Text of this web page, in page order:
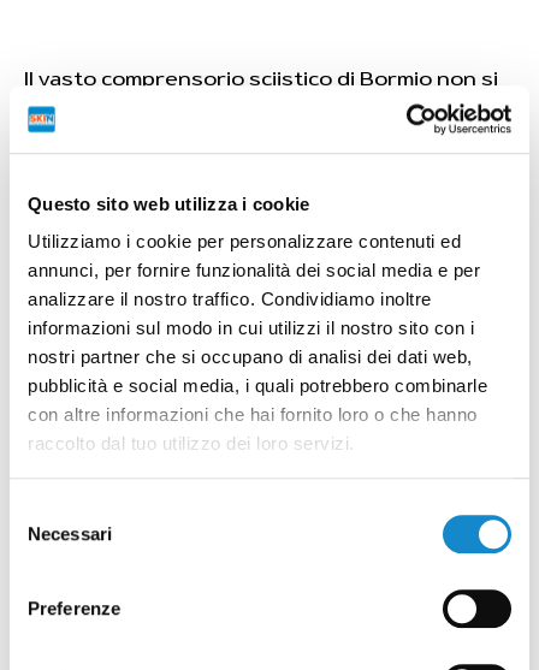
Questo sito web utilizza i cookie
Utilizziamo i cookie per personalizzare contenuti ed
annunci, per fornire funzionalità dei social media e per
analizzare il nostro traffico. Condividiamo inoltre
informazioni sul modo in cui utilizzi il nostro sito con i
nostri partner che si occupano di analisi dei dati web,
pubblicità e social media, i quali potrebbero combinarle
con altre informazioni che hai fornito loro o che hanno
raccolto dal tuo utilizzo dei loro servizi.
delNecessari
Preferenze
Il vasto comprensorio sciistico di Bormio non si
limita alla sola ski area accessibile dal paese, ma
conta anche piste e impianti situati sul versante
Magnifica Terra, nel comune di Valdisotto: si
tratta del comprensorio di San Colombano
direttamente collegato a quello di Cima Piazzi
Valdidentro con cui forma un’unica ski area.
L’accesso a questo versante avviene inlocalità
Le Motte, appena sopra Bormio, e consente di
immettersi sulle piste risparmiando strada: le
seggiovie consentono di raggiungere dapprima
il forte di Oga e poi gli oltre 2250 metri del
collegarsi agli impianti del Monte Masucco e a
tutte le piste che scendono fino a Isolaccia:
sciatori più o meno esperti, in un contesto che